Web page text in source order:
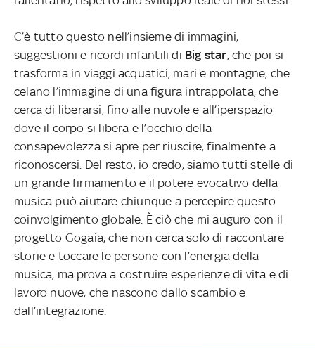
C’è tutto questo nell’insieme di immagini,
suggestioni e ricordi infantili di Big star, che poi si
trasforma in viaggi acquatici, mari e montagne, che
celano l’immagine di una figura intrappolata, che
cerca di liberarsi, fino alle nuvole e all’iperspazio
dove il corpo si libera e l’occhio della
consapevolezza si apre per riuscire, finalmente a
riconoscersi. Del resto, io credo, siamo tutti stelle di
un grande firmamento e il potere evocativo della
musica può aiutare chiunque a percepire questo
coinvolgimento globale. È ciò che mi auguro con il
progetto Gogaia, che non cerca solo di raccontare
storie e toccare le persone con l’energia della
musica, ma prova a costruire esperienze di vita e di
lavoro nuove, che nascono dallo scambio e
dall’integrazione.